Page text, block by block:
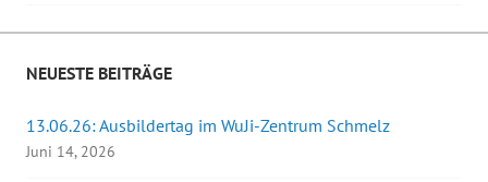
NEUESTE BEITRÄGE
13.06.26: Ausbildertag im WuJi-Zentrum Schmelz
Juni 14, 2026